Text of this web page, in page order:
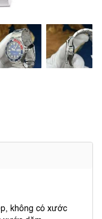
không có xước